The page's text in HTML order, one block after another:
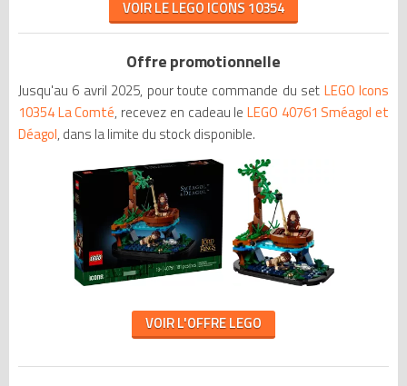
VOIR LE LEGO ICONS 10354
Offre promotionnelle
Jusqu'au 6 avril 2025, pour toute commande du set LEGO Icons
10354 La Comté, recevez en cadeau le LEGO 40761 Sméagol et
Déagol, dans la limite du stock disponible.
VOIR L'OFFRE LEGO